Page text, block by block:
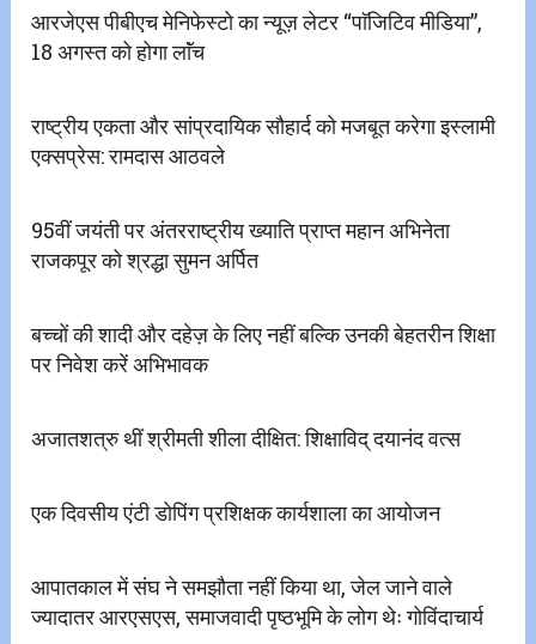
आरजेएस पीबीएच मेनिफेस्टो का न्यूज़ लेटर “पाॅजिटिव मीडिया”,
18 अगस्त को होगा लाॅंच
राष्ट्रीय एकता और सांप्रदायिक सौहार्द को मजबूत करेगा इस्लामी
एक्सप्रेस: रामदास आठवले
95वीं जयंती पर अंतरराष्ट्रीय ख्याति प्राप्त महान अभिनेता
राजकपूर को श्रद्धा सुमन अर्पित
बच्चों की शादी और दहेज़ के लिए नहीं बल्कि उनकी बेहतरीन शिक्षा
पर निवेश करें अभिभावक
अजातशत्रु थीं श्रीमती शीला दीक्षित: शिक्षाविद् दयानंद वत्स
एक दिवसीय एंटी डोपिंग प्रशिक्षक कार्यशाला का आयोजन
आपातकाल में संघ ने समझौता नहीं किया था, जेल जाने वाले
ज्यादातर आरएसएस, समाजवादी पृष्ठभूमि के लोग थेः गोविंदाचार्य